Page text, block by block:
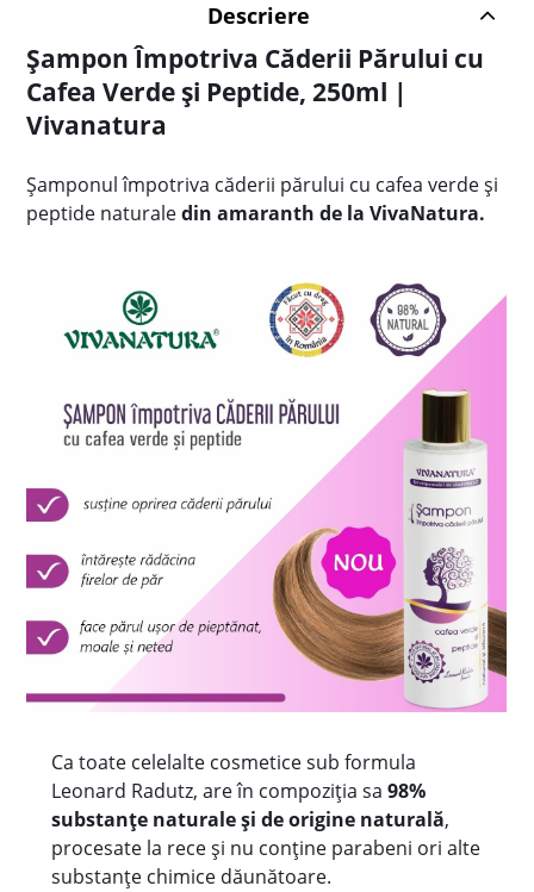
Descriere
Șampon Împotriva Căderii Părului cu
Cafea Verde și Peptide, 250ml |
Vivanatura
Șamponul împotriva căderii părului cu cafea verde și
peptide naturaledin amaranth de la VivaNatura.
Ca toate celelalte cosmetice sub formula
Leonard Radutz, are în compoziția sa 98%
substanțe naturale și de origine naturală,
procesate la rece și nu conține parabeni ori alte
substanțe chimice dăunătoare.